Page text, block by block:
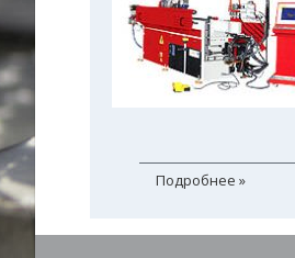
Подробнее »